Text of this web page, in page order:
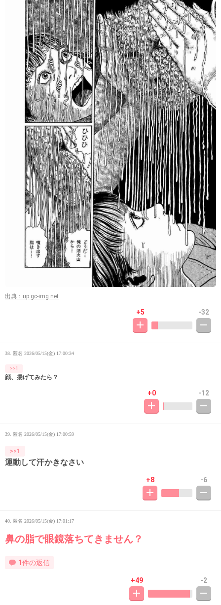
出典：up.gc-img.net
+5 -32
38. 匿名 2026/05/15(金) 17:00:34
>>1
顔、揚げてみたら？
+0 -12
39. 匿名 2026/05/15(金) 17:00:59
>>1
運動して汗かきなさい
+8 -6
40. 匿名 2026/05/15(金) 17:01:17
鼻の脂で眼鏡落ちてきません？
1件の返信
+49 -2